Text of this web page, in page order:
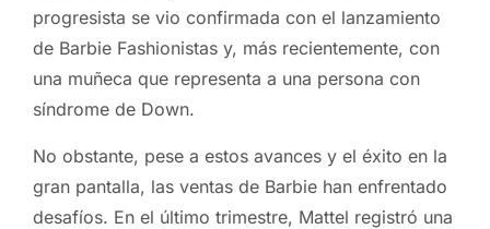
progresista se vio confirmada con el lanzamiento
de Barbie Fashionistas y, más recientemente, con
una muñeca que representa a una persona con
síndrome de Down.
No obstante, pese a estos avances y el éxito en la
gran pantalla, las ventas de Barbie han enfrentado
desafíos. En el último trimestre, Mattel registró una